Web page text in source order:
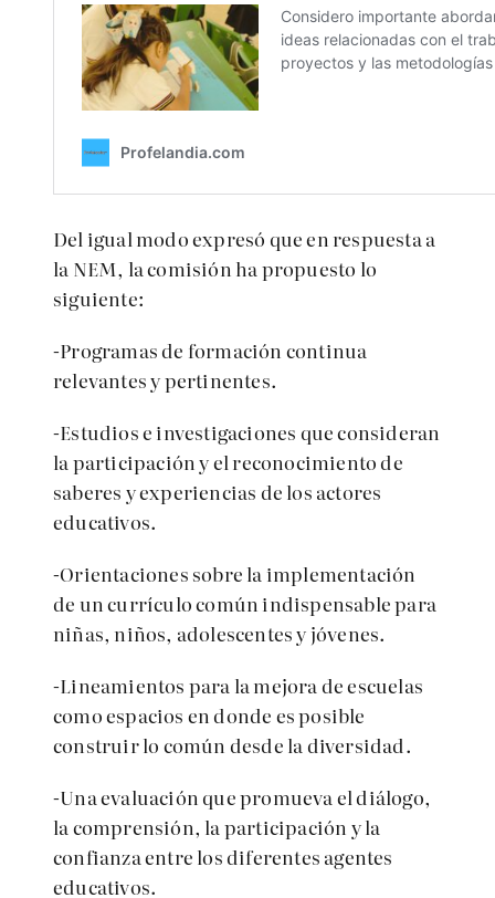
Del igual modo expresó que en respuesta a
la NEM, la comisión ha propuesto lo
siguiente:
-Programas de formación continua
relevantes y pertinentes.
-Estudios e investigaciones que consideran
la participación y el reconocimiento de
saberes y experiencias de los actores
educativos.
-Orientaciones sobre la implementación
de un currículo común indispensable para
niñas, niños, adolescentes y jóvenes.
-Lineamientos para la mejora de escuelas
como espacios en donde es posible
construir lo común desde la diversidad.
-Una evaluación que promueva el diálogo,
la comprensión, la participación y la
confianza entre los diferentes agentes
educativos.